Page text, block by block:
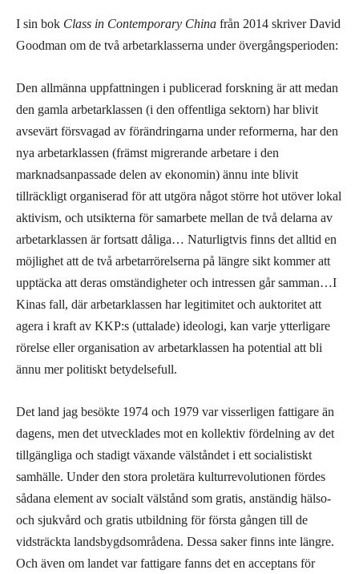
I sin bok Class in Contemporary China från 2014 skriver David
Goodman om de två arbetarklasserna under övergångsperioden:
Den allmänna uppfattningen i publicerad forskning är att medan
den gamla arbetarklassen (i den offentliga sektorn) har blivit
avsevärt försvagad av förändringarna under reformerna, har den
nya arbetarklassen (främst migrerande arbetare i den
marknadsanpassade delen av ekonomin) ännu inte blivit
tillräckligt organiserad för att utgöra något större hot utöver lokal
aktivism, och utsikterna för samarbete mellan de två delarna av
arbetarklassen är fortsatt dåliga… Naturligtvis finns det alltid en
möjlighet att de två arbetarrörelserna på längre sikt kommer att
upptäcka att deras omständigheter och intressen går samman…I
Kinas fall, där arbetarklassen har legitimitet och auktoritet att
agera i kraft av KKP:s (uttalade) ideologi, kan varje ytterligare
rörelse eller organisation av arbetarklassen ha potential att bli
ännu mer politiskt betydelsefull.
Det land jag besökte 1974 och 1979 var visserligen fattigare än
dagens, men det utvecklades mot en kollektiv fördelning av det
tillgängliga och stadigt växande välståndet i ett socialistiskt
samhälle. Under den stora proletära kulturrevolutionen fördes
sådana element av socialt välstånd som gratis, anständig hälso-
och sjukvård och gratis utbildning för första gången till de
vidsträckta landsbygdsområdena. Dessa saker finns inte längre.
Och även om landet var fattigare fanns det en acceptans för